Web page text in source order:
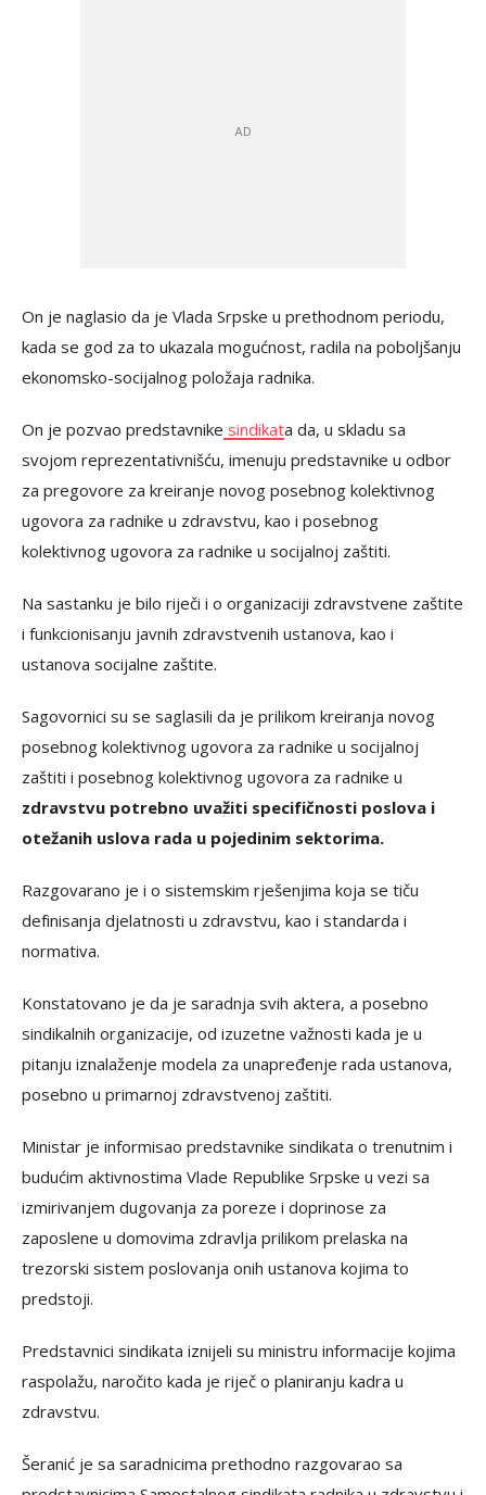
On je naglasio da je Vlada Srpske u prethodnom periodu,
kada se god za to ukazala mogućnost, radila na poboljšanju
ekonomsko-socijalnog položaja radnika.
On je pozvao predstavnike sindikata da, u skladu sa
svojom reprezentativnišću, imenuju predstavnike u odbor
za pregovore za kreiranje novog posebnog kolektivnog
ugovora za radnike u zdravstvu, kao i posebnog
kolektivnog ugovora za radnike u socijalnoj zaštiti.
Na sastanku je bilo riječi i o organizaciji zdravstvene zaštite
i funkcionisanju javnih zdravstvenih ustanova, kao i
ustanova socijalne zaštite.
Sagovornici su se saglasili da je prilikom kreiranja novog
posebnog kolektivnog ugovora za radnike u socijalnoj
zaštiti i posebnog kolektivnog ugovora za radnike u
zdravstvu potrebno uvažiti specifičnosti poslova i
otežanih uslova rada u pojedinim sektorima.
Razgovarano je i o sistemskim rješenjima koja se tiču
definisanja djelatnosti u zdravstvu, kao i standarda i
normativa.
Konstatovano je da je saradnja svih aktera, a posebno
sindikalnih organizacije, od izuzetne važnosti kada je u
pitanju iznalaženje modela za unapređenje rada ustanova,
posebno u primarnoj zdravstvenoj zaštiti.
Ministar je informisao predstavnike sindikata o trenutnim i
budućim aktivnostima Vlade Republike Srpske u vezi sa
izmirivanjem dugovanja za poreze i doprinose za
zaposlene u domovima zdravlja prilikom prelaska na
trezorski sistem poslovanja onih ustanova kojima to
predstoji.
Predstavnici sindikata iznijeli su ministru informacije kojima
raspolažu, naročito kada je riječ o planiranju kadra u
zdravstvu.
Šeranić je sa saradnicima prethodno razgovarao sa